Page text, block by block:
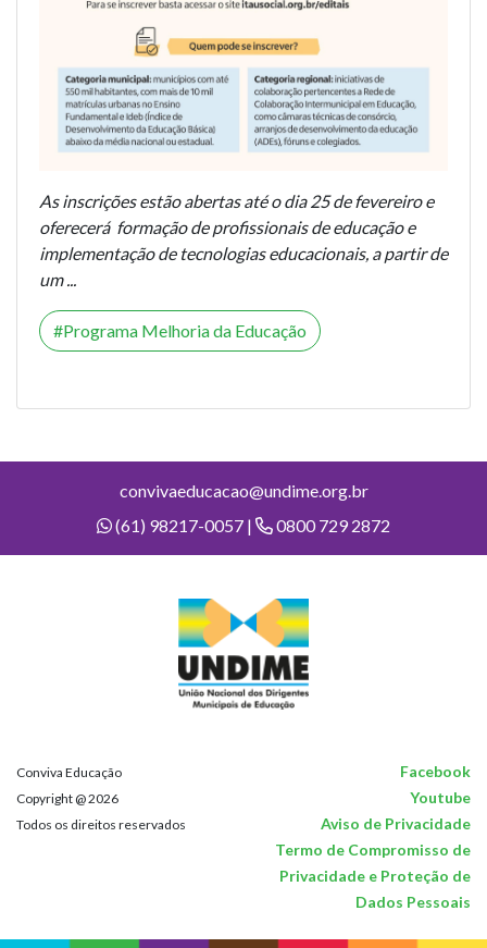
As inscrições estão abertas até o dia 25 de fevereiro e
oferecerá formação de profissionais de educação e
implementação de tecnologias educacionais, a partir de
um ...
Programa Melhoria da Educação
convivaeducacao@undime.org.br
(61) 98217-0057 |
0800 729 2872
Conviva Educação Facebook
Copyright @ 2026 Youtube
Todos os direitos reservados
Aviso de Privacidade
Termo de Compromisso de
Privacidade e Proteção de
Dados Pessoais